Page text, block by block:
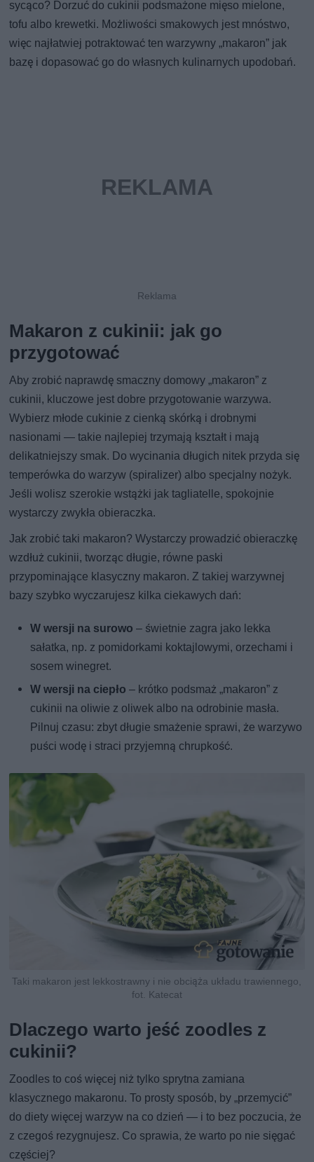
sycąco? Dorzuć do cukinii podsmażone mięso mielone,
tofu albo krewetki. Możliwości smakowych jest mnóstwo,
więc najłatwiej potraktować ten warzywny „makaron” jak
bazę i dopasować go do własnych kulinarnych upodobań.
Makaron z cukinii: jak go
przygotować
Aby zrobić naprawdę smaczny domowy „makaron” z
cukinii, kluczowe jest dobre przygotowanie warzywa.
Wybierz młode cukinie z cienką skórką i drobnymi
nasionami — takie najlepiej trzymają kształt i mają
delikatniejszy smak. Do wycinania długich nitek przyda się
temperówka do warzyw (spiralizer) albo specjalny nożyk.
Jeśli wolisz szerokie wstążki jak tagliatelle, spokojnie
wystarczy zwykła obieraczka.
Jak zrobić taki makaron? Wystarczy prowadzić obieraczkę
wzdłuż cukinii, tworząc długie, równe paski
przypominające klasyczny makaron. Z takiej warzywnej
bazy szybko wyczarujesz kilka ciekawych dań:
W wersji na surowo – świetnie zagra jako lekka
sałatka, np. z pomidorkami koktajlowymi, orzechami i
sosem winegret.
W wersji na ciepło – krótko podsmaż „makaron” z
cukinii na oliwie z oliwek albo na odrobinie masła.
Pilnuj czasu: zbyt długie smażenie sprawi, że warzywo
puści wodę i straci przyjemną chrupkość.
Taki makaron jest lekkostrawny i nie obciąża układu trawiennego,
fot. Katecat
Dlaczego warto jeść zoodles z
cukinii?
Zoodles to coś więcej niż tylko sprytna zamiana
klasycznego makaronu. To prosty sposób, by „przemycić”
do diety więcej warzyw na co dzień — i to bez poczucia, że
z czegoś rezygnujesz. Co sprawia, że warto po nie sięgać
częściej?